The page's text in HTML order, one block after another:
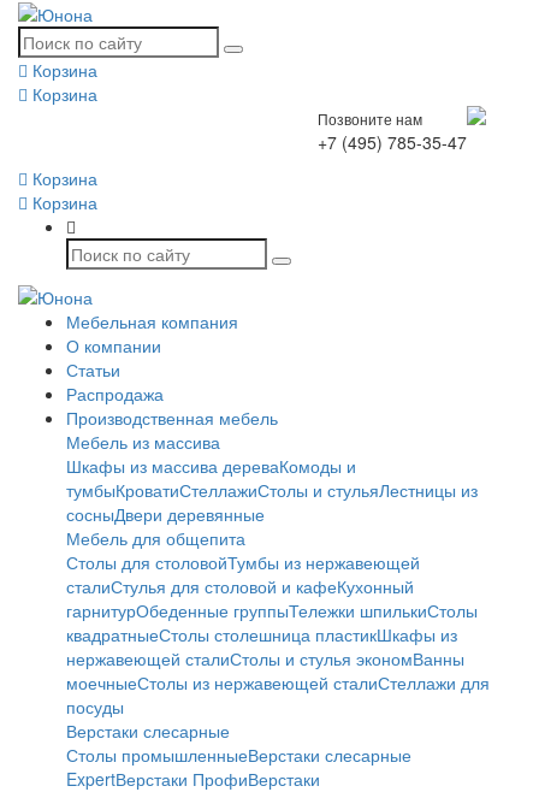
Корзина
Корзина
Позвоните нам
+7 (495) 785-35-47
Корзина
Корзина
Мебельная компания
О компании
Статьи
Распродажа
Производственная мебель
Мебель из массива
Шкафы из массива дереваКомоды и
тумбыКроватиСтеллажиСтолы и стульяЛестницы из
сосныДвери деревянные
Мебель для общепита
Столы для столовойТумбы из нержавеющей
сталиСтулья для столовой и кафеКухонный
гарнитурОбеденные группыТележки шпилькиСтолы
квадратныеСтолы столешница пластикШкафы из
нержавеющей сталиСтолы и стулья экономВанны
моечныеСтолы из нержавеющей сталиСтеллажи для
посуды
Верстаки слесарные
Столы промышленныеВерстаки слесарные
ExpertВерстаки ПрофиВерстаки